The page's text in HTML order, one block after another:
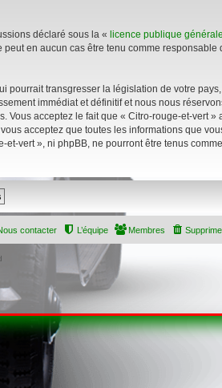
déclaré sous la « licence publique
en aucun cas être tenu comme
transgresser la législation de votre
immédiat et définitif et nous nous
Vous acceptez le fait que « Citro-rouge-et-vert
acceptez que toutes les informations que
vert », ni phpBB, ne pourront être tenus
Membres
L’équipe
contacter